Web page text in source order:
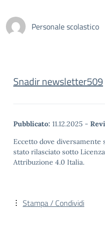
Personale scolastico
Snadir newsletter509
Pubblicato: 11.12.2025 -
Eccetto dove diversamente
stato rilasciato sotto
Attribuzione 4.0 Italia.
Stampa / Condividi